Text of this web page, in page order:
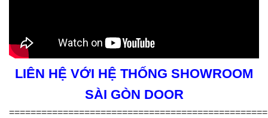
LIÊN HỆ VỚI HỆ THỐNG SHOWROOM
SÀI GÒN DOOR
================================================